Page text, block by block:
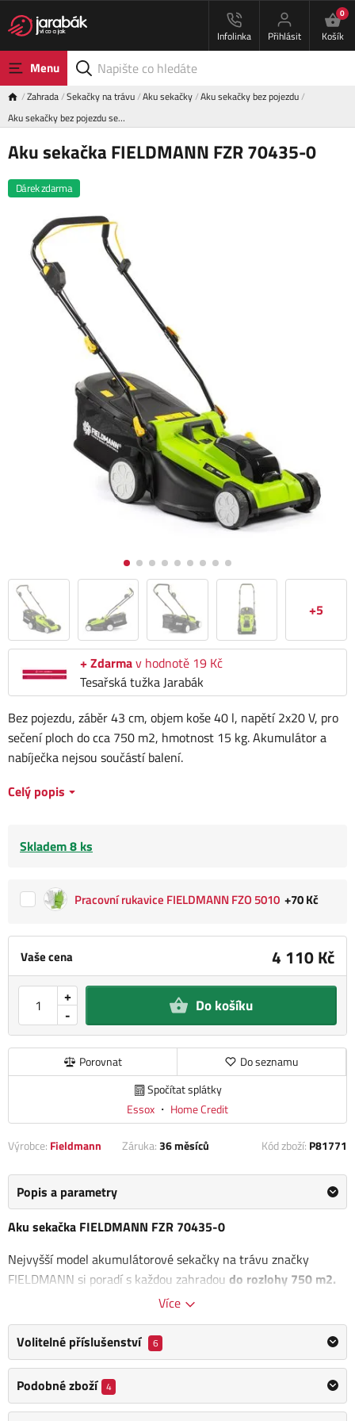
Infolinka Přihlásit
0
Košík
Menu
Zahrada Sekačky na trávu Aku sekačky Aku sekačky bez pojezdu
Aku sekačky bez pojezdu se…
Aku sekačka FIELDMANN FZR 70435-0
Dárek zdarma
+5
+ Zdarmav hodnotě 19 Kč
Tesařská tužka Jarabák
Vaše cena 4 110 Kč
-
+ Do košíku
Porovnat
Do seznamu
Spočítat splátky
Essox ・ Home Credit
Bez pojezdu, záběr 43 cm, objem koše 40 l, napětí 2x20 V, pro
sečení ploch do cca 750 m2, hmotnost 15 kg. Akumulátor a
nabíječka nejsou součástí balení.
Celý popis
Skladem 8 ks
Pracovní rukavice FIELDMANN FZO 5010 +70 Kč
Výrobce: Fieldmann Záruka:36 měsíců Kód zboží: P81771
Popis a parametry
Aku sekačka FIELDMANN FZR 70435-0
Nejvyšší model akumulátorové sekačky na trávu značky
FIELDMANN si poradí s každou zahradou do rozlohy 750 m2.
bezuhlíkovým motorem
brání náhodnému zapnutí čepele a robustní konstrukce z
odolného plastu je zárukou dlouhé životnosti.
Pro perfektní manipulaci se strojem je sekačka osazena
robustními kolečky z odolného plastu.Sekačka dosahuje
Více
Volitelné příslušenství 6
Podobné zboží 4